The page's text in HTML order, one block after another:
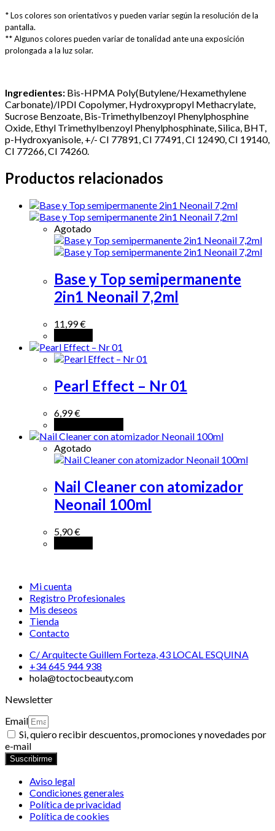
* Los colores son orientativos y pueden variar según la resolución de la
pantalla.
** Algunos colores pueden variar de tonalidad ante una exposición
prolongada a la luz solar.
Ingredientes: Bis-HPMA Poly(Butylene/Hexamethylene
Carbonate)/IPDI Copolymer, Hydroxypropyl Methacrylate,
Sucrose Benzoate, Bis-Trimethylbenzoyl Phenylphosphine
Oxide, Ethyl Trimethylbenzoyl Phenylphosphinate, Silica, BHT,
p-Hydroxyanisole, +/- CI 77891, CI 77491, CI 12490, CI 19140,
CI 77266, CI 74260.
Productos relacionados
Agotado
Base y Top semipermanente
2in1 Neonail 7,2ml
11,99€
Pearl Effect – Nr 01
6,99€
Agotado
Nail Cleaner con atomizador
Neonail 100ml
5,90€
Mi cuenta
Registro Profesionales
Mis deseos
Tienda
Contacto
C/ Arquitecte Guillem Forteza, 43 LOCAL ESQUINA
+34 645 944 938
hola@toctocbeauty.com
Newsletter
Email
Si, quiero recibir descuentos, promociones y novedades por
e-mail
Suscribirme
Aviso legal
Condiciones generales
Política de privacidad
Política de cookies